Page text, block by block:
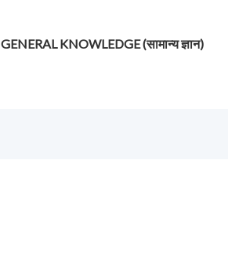
GENERAL KNOWLEDGE (सामान्य ज्ञान)